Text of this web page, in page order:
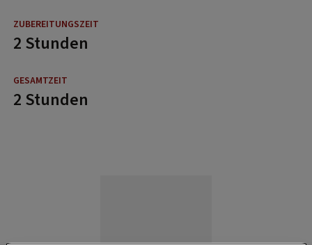
2 Stunden
2 Stunden